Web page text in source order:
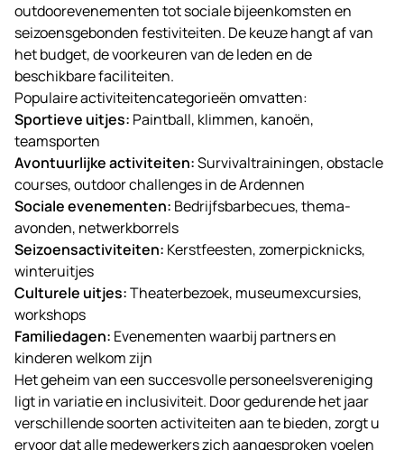
outdoorevenementen tot sociale bijeenkomsten en
seizoensgebonden festiviteiten. De keuze hangt af van
het budget, de voorkeuren van de leden en de
beschikbare faciliteiten.
Populaire activiteitencategorieën omvatten:
Sportieve uitjes: Paintball, klimmen, kanoën,
teamsporten
Avontuurlijke activiteiten:Survivaltrainingen, obstacle
courses, outdoor challenges in deArdennen
Sociale evenementen: Bedrijfsbarbecues, thema-
avonden, netwerkborrels
Seizoensactiviteiten: Kerstfeesten, zomerpicknicks,
winteruitjes
Culturele uitjes:Theaterbezoek, museumexcursies,
workshops
Familiedagen: Evenementen waarbij partners en
kinderen welkom zijn
Het geheim van een succesvolle personeelsvereniging
ligt in variatie en inclusiviteit. Door gedurende het jaar
verschillende soorten activiteiten aan te bieden, zorgt u
ervoor dat alle medewerkers zich aangesproken voelen